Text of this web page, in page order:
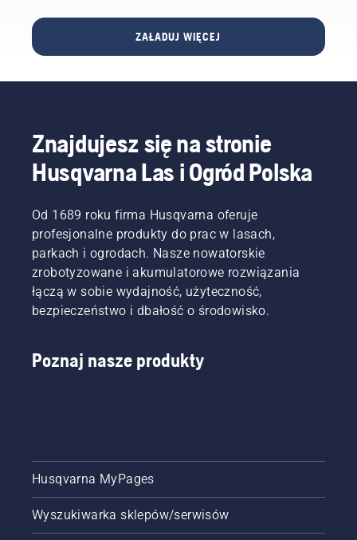
pilarka
jest
łańcuchowej
warto
kilka
zamierzasz
korzystać.
pomogą
Ci
wybrać
odpowiedni
rozmiar i
rodzaj
pilarki.
zajmujących
się
2023
roku
wprowadzone
zostaną
nowe
spalinowe
łańcuchowe
o
pojemności
40 cm3
540 XP®
Mark III i
ZAŁADUJ WIĘCEJ
Znajdujesz się na stronie
Husqvarna Las i Ogród Polska
Od 1689 roku firma Husqvarna oferuje
profesjonalne produkty do prac w lasach,
parkach i ogrodach. Nasze nowatorskie
zrobotyzowane i akumulatorowe rozwiązania
łączą w sobie wydajność, użyteczność,
bezpieczeństwo i dbałość o środowisko.
Poznaj nasze produkty
Husqvarna MyPages
Wyszukiwarka sklepów/serwisów